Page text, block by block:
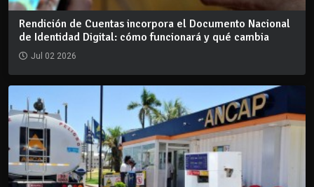
Rendición de Cuentas incorpora el Documento Nacional
de Identidad Digital: cómo funcionará y qué cambia
Jul 02 2026